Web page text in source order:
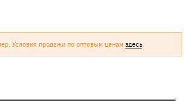
Условия продажи по оптовым ценам здесь.